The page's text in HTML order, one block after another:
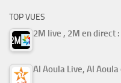
TOP VUES
2M live , 2M en direct
Al Aoula Live, Al